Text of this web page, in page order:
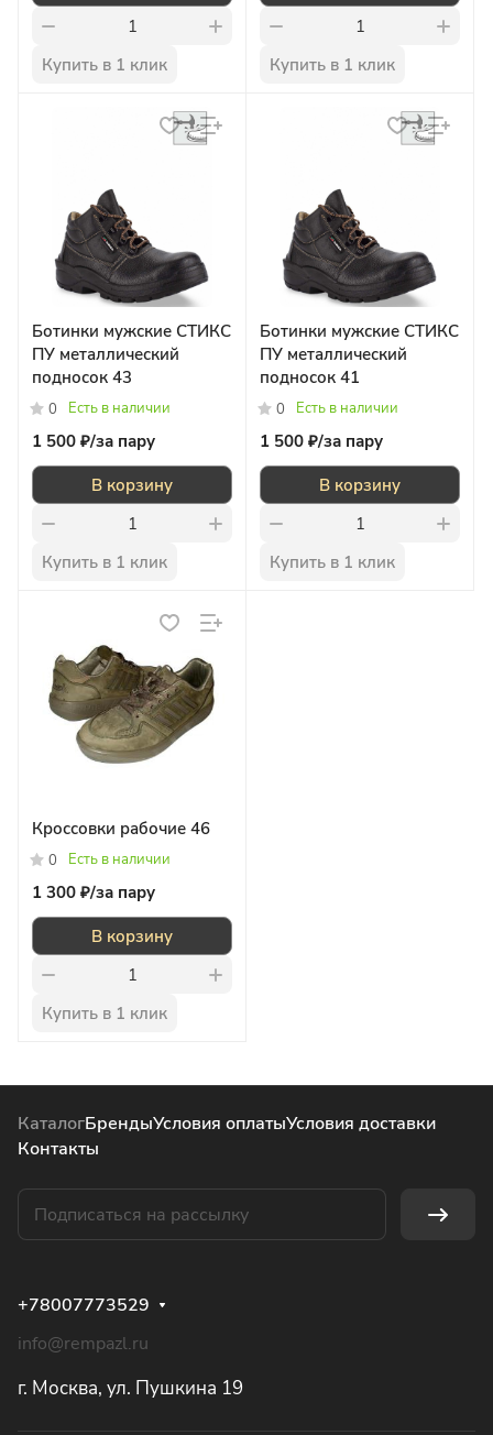
Купить в 1 клик Купить в 1 клик
Ботинки мужские СТИКС
ПУ металлический
подносок 43
0 Есть в наличии
1 500 ₽/за пару
В корзину
Купить в 1 клик
Ботинки мужские СТИКС
ПУ металлический
подносок 41
0 Есть в наличии
1 500 ₽/за пару
В корзину
Купить в 1 клик
Кроссовки рабочие 46
0 Есть в наличии
1 300 ₽/за пару
В корзину
Купить в 1 клик
КаталогБрендыУсловия оплатыУсловия доставки
Контакты
+78007773529
info@rempazl.ru
г. Москва, ул. Пушкина 19